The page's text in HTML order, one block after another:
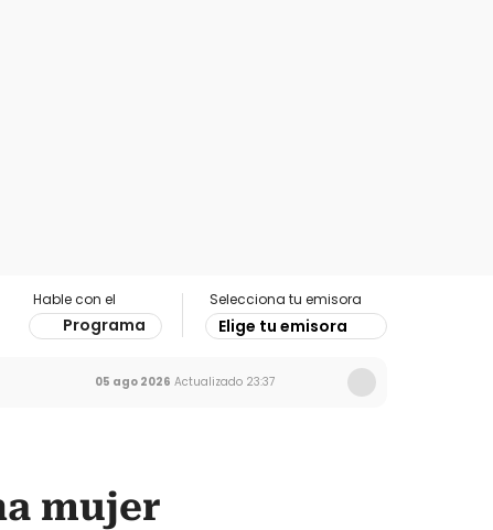
Hable con el
Programa
Selecciona tu emisora
Elige tu emisora
05 ago 2026 Actualizado 23:37
mujer